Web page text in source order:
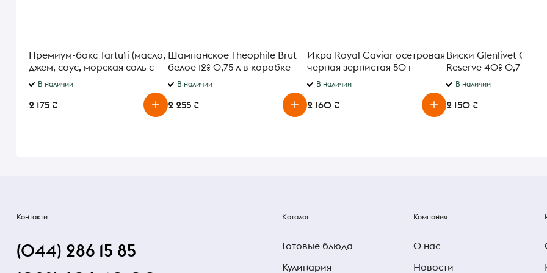
Премиум-бокс Tartufi (масло,
джем, соус, морская соль с
черным трюфелем) 425г
В наличии
2 175 ₴
Шампанское Theophile Brut
белое 12% 0,75 л в коробке
В наличии
2 255 ₴
Икра Royal Caviar осетровая
черная зернистая 50 г
В наличии
2 160 ₴
Виски Glenlivet
Reserve 40% 0,7 л в
подарочной коробке
В наличии
2 150 ₴
Контакти
(044) 286 15 85
Каталог
Готовые блюда
Кулинария
Компания
О нас
Новости